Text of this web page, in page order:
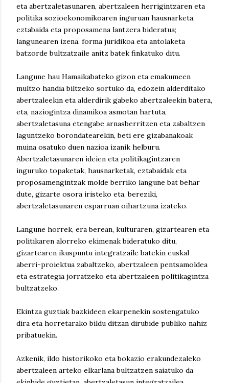
eta abertzaletasunaren, abertzaleen herrigintzaren eta
politika sozioekonomikoaren inguruan hausnarketa,
eztabaida eta proposamena lantzera bideratua;
langunearen izena, forma juridikoa eta antolaketa
batzorde bultzatzaile anitz batek finkatuko ditu.
Langune hau Hamaikabateko gizon eta emakumeen
multzo handia biltzeko sortuko da, edozein alderditako
abertzaleekin eta alderdirik gabeko abertzaleekin batera,
eta, naziogintza dinamikoa asmotan hartuta,
abertzaletasuna etengabe arnasberritzen eta zabaltzen
laguntzeko borondatearekin, beti ere gizabanakoak
muina osatuko duen nazioa izanik helburu.
Abertzaletasunaren ideien eta politikagintzaren
inguruko topaketak, hausnarketak, eztabaidak eta
proposamengintzak molde berriko langune bat behar
dute, gizarte osora iristeko eta, bereziki,
abertzaletasunaren esparruan oihartzuna izateko.
Langune horrek, era berean, kulturaren, gizartearen eta
politikaren alorreko ekimenak bideratuko ditu,
gizartearen ikuspuntu integratzaile batekin euskal
aberri-proiektua zabaltzeko, abertzaleen pentsamoldea
eta estrategia jorratzeko eta abertzaleen politikagintza
bultzatzeko.
Ekintza guztiak bazkideen ekarpenekin sostengatuko
dira eta horretarako bildu ditzan dirubide publiko nahiz
pribatuekin.
Azkenik, ildo historikoko eta bokazio erakundezaleko
abertzaleen arteko elkarlana bultzatzen saiatuko da